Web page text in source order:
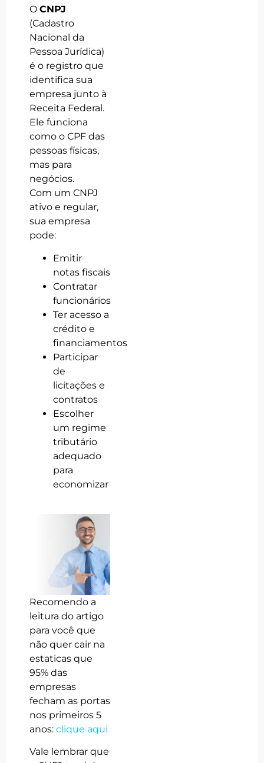
O CNPJ
(Cadastro
Nacional da
Pessoa Jurídica)
é o registro que
identifica sua
empresa junto à
Receita Federal.
Ele funciona
como o CPF das
pessoas físicas,
mas para
negócios.
Com um CNPJ
ativo e regular,
sua empresa
pode:
Emitir
notas fiscais
Contratar
funcionários
Ter acesso a
crédito e
financiamentos
Participar
de
licitações e
contratos
Escolher
um regime
tributário
adequado
para
economizar
Recomendo a
leitura do artigo
para você que
não quer cair na
estaticas que
95% das
empresas
fecham as portas
nos primeiros 5
anos: clique aqui
Vale lembrar que